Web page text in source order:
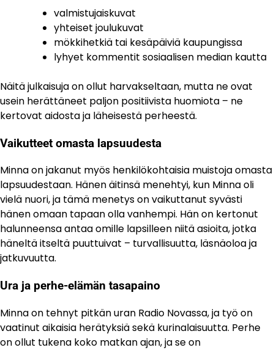
valmistujaiskuvat
yhteiset joulukuvat
mökkihetkiä tai kesäpäiviä kaupungissa
lyhyet kommentit sosiaalisen median kautta
Näitä julkaisuja on ollut harvakseltaan, mutta ne ovat
usein herättäneet paljon positiivista huomiota – ne
kertovat aidosta ja läheisestä perheestä.
Vaikutteet omasta lapsuudesta
Minna on jakanut myös henkilökohtaisia muistoja omasta
lapsuudestaan. Hänen äitinsä menehtyi, kun Minna oli
vielä nuori, ja tämä menetys on vaikuttanut syvästi
hänen omaan tapaan olla vanhempi. Hän on kertonut
halunneensa antaa omille lapsilleen niitä asioita, jotka
häneltä itseltä puuttuivat – turvallisuutta, läsnäoloa ja
jatkuvuutta.
Ura ja perhe-elämän tasapaino
Minna on tehnyt pitkän uran Radio Novassa, ja työ on
vaatinut aikaisia herätyksiä sekä kurinalaisuutta. Perhe
on ollut tukena koko matkan ajan, ja se on